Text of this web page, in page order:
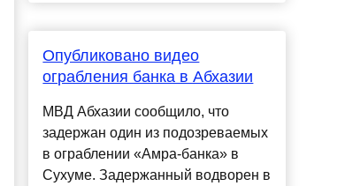
Опубликовано видео
ограбления банка в Абхазии
МВД Абхазии сообщило, что
задержан один из подозреваемых
в ограблении «Амра-банка» в
Сухуме. Задержанный водворен в